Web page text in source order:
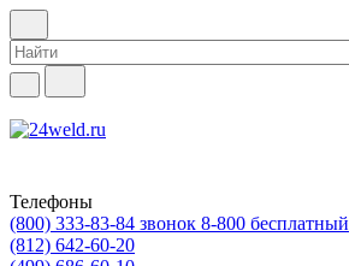
Телефоны
(800) 333-83-84 звонок 8-800 бесплатный
(812) 642-60-20